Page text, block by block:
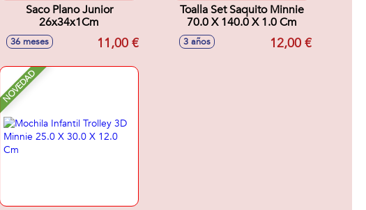
Saco Plano Junior
26x34x1Cm
36 meses 11,00 €
Toalla Set Saquito Minnie
70.0 X 140.0 X 1.0 Cm
3 años 12,00 €
NOVEDAD